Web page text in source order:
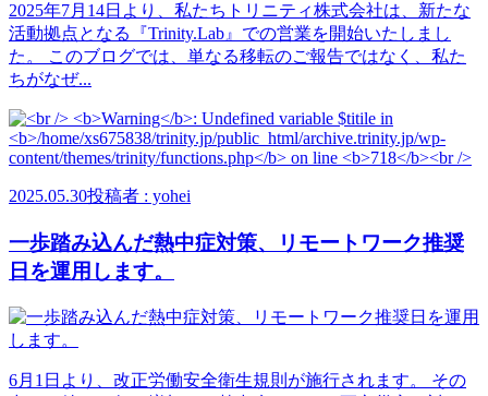
2025年7月14日より、私たちトリニティ株式会社は、新たな
活動拠点となる『Trinity.Lab』での営業を開始いたしまし
た。 このブログでは、単なる移転のご報告ではなく、私た
ちがなぜ...
2025.05.30投稿者 : yohei
一歩踏み込んだ熱中症対策、リモートワーク推奨
日を運用します。
6月1日より、改正労働安全衛生規則が施行されます。 その